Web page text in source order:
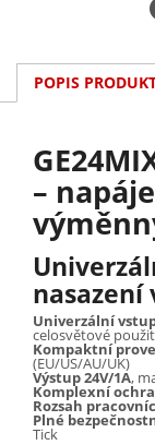
POPIS
–
nasazení
Univerzální
celosvětové
Kompaktní
(EU/US/AU/UK)
Výstup 24V/1A,
Komplexní
Rozsah
Plné
Tick